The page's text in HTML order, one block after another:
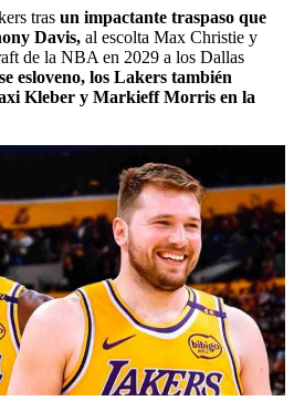
tras un impactante traspaso que
Davis, al escolta Max Christie y
de la NBA en 2029 a los Dallas
esloveno, los Lakers también
Kleber y Markieff Morris en la